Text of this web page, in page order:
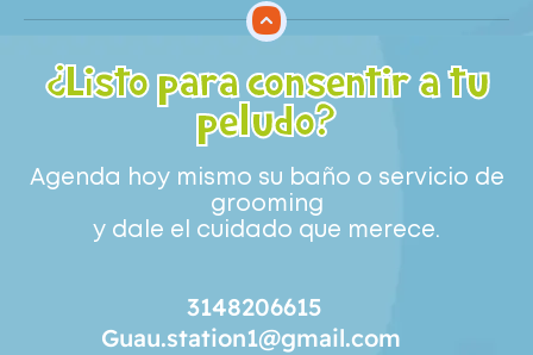
¿Listo para consentir a tu
peludo?
Agenda hoy mismo su baño o servicio de
grooming
y dale el cuidado que merece.
3148206615
Guau.station1@gmail.com